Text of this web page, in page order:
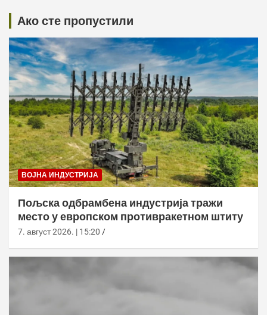
Ако сте пропустили
ВОЈНА ИНДУСТРИЈА
Пољска одбрамбена индустрија тражи
место у европском противракетном штиту
7. август 2026. | 15:20